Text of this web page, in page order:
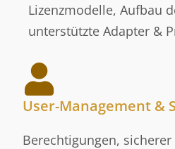
Lizenzmodelle, Aufbau
unterstützte Adapter &
User-Management &
Berechtigungen,